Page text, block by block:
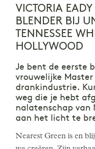
VICTORIA EADY
BLENDER BIJ
TENNESSEE
HOLLYWOOD
Je bent de eerste
vrouwelijke
drankindustrie.
weg die je hebt
nalatenschap van
aan het licht te
Nearest Green is en